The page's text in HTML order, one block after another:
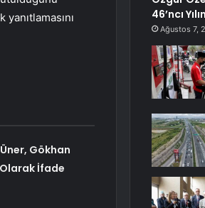
Gökhan
İfade
46’ncı
Ağustos 7,